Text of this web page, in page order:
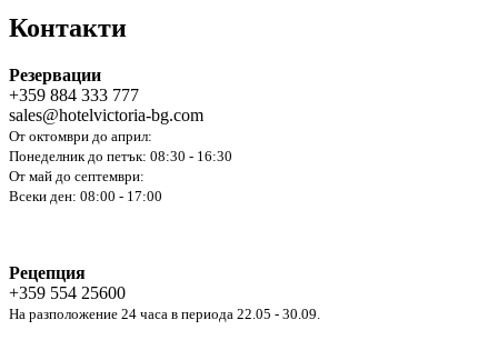
Контакти
Резервации
+359 884 333 777
sales@hotelvictoria-bg.com
От октомври до април:
Понеделник до петък: 08:30 - 16:30
От май до септември:
Всеки ден: 08:00 - 17:00
Рецепция
+359 554 25600
На разположение 24 часа в периода 22.05 - 30.09.